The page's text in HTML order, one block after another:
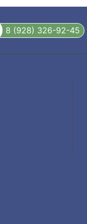
8 (928) 326-92-45